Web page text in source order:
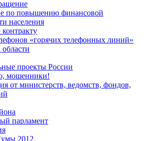
по повышению финансовой
населения
«горячих телефонных линий»
проекты России
мошенники!
от министерств, ведомств, фондов,
парламент
2012